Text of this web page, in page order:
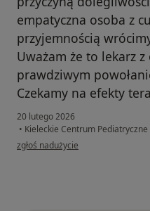
empatyczna osoba z
przyjemnością
Uważam że to lekarz
prawdziwym
Czekamy na efekty
20 lutego 2026
• Kieleckie Centrum Pediatryczne
w opinii użytkownika Aldona
zgłoś nadużycie